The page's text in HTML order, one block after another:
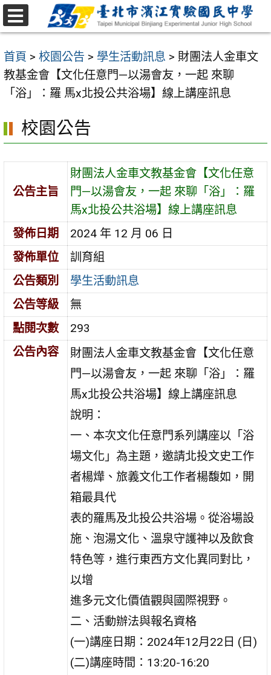
跳
至
要
內
首頁 > 校園公告 > 學生活動訊息 > 財團法人金車文
教基金會【文化任意門—以湯會友，一起 來聊
「浴」：羅 馬x北投公共浴場】線上講座訊息
校園公告
公告主旨
財團法人金車文教基金會【文化任意
門—以湯會友，一起 來聊「浴」：羅
馬x北投公共浴場】線上講座訊息
發佈日期
2024 年 12 月 06 日
發佈單位
訓育組
公告類別
學生活動訊息
公告等級
無
點閱次數
293
公告內容
財團法人金車文教基金會【文化任意
門—以湯會友，一起 來聊「浴」：羅
馬x北投公共浴場】線上講座訊息
說明：
一、本次文化任意門系列講座以「浴
場文化」為主題，邀請北投文史工作
者楊燁、旅義文化工作者楊馥如，開
箱最具代
表的羅馬及北投公共浴場。從浴場設
施、泡湯文化、溫泉守護神以及飲食
特色等，進行東西方文化異同對比，
以增
進多元文化價值觀與國際視野。
二、活動辦法與報名資格
(一)講座日期：2024年12月22日 (日)
(二)講座時間：13:20-16:20
選
單